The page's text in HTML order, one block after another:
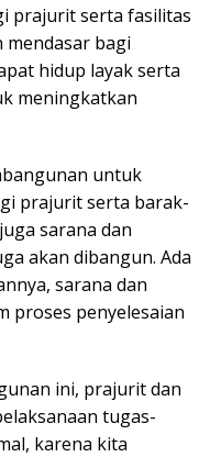
prajurit serta fasilitas
bagi
hidup layak serta
meningkatkan
untuk
prajurit serta barak-
sarana dan
akan dibangun. Ada
sarana dan
proses penyelesaian
ini, prajurit dan
tugas-
karena kita